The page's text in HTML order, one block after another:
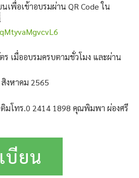
เพื่อเข้าอบรมผ่าน QR Code ใน
เมื่ออบรมครบตามชั่วโมง และผ่าน
งหาคม 2565
มโทร.0 2414 1898 คุณพิมพา ผ่องศรี
บียน